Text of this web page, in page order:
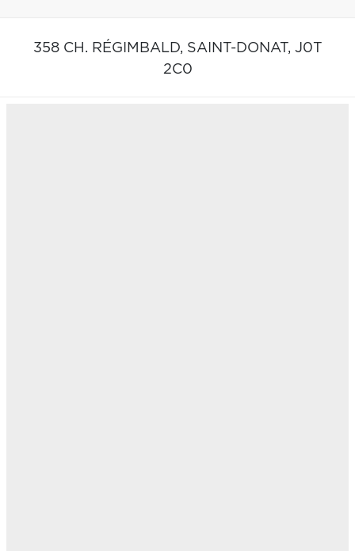
358 CH. RÉGIMBALD, SAINT-DONAT, J0T
2C0